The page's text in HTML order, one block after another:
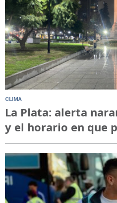
CLIMA
La Plata: alerta
y el horario en que